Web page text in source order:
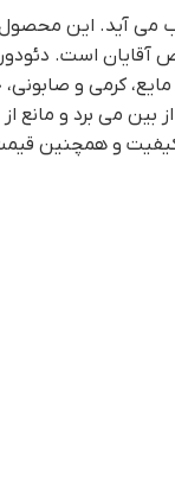
آید. این محصول
آن، بطری رول دار و
کرمی و
می برد و مانع از
کیفیت و